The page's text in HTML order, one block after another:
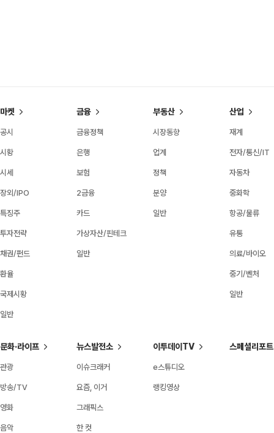
마켓
공시
시황
시세
장외/IPO
특징주
투자전략
채권/펀드
환율
국제시황
일반
금융
금융정책
은행
보험
2금융
카드
가상자산/핀테크
일반
부동산
시장동향
업계
정책
분양
일반
산업
재계
전자/통신/IT
자동차
중화학
항공/물류
유통
의료/바이오
중기/벤처
일반
문화·라이프
관광
방송/TV
영화
음악
뉴스발전소
이슈크래커
요즘, 이거
그래픽스
한 컷
이투데이TV
e스튜디오
랭킹영상
스페셜리포트